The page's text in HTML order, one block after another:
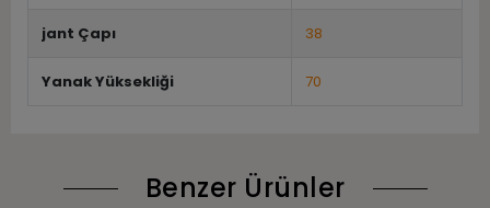
jant Çapı 38
Yanak Yüksekliği 70
Benzer Ürünler